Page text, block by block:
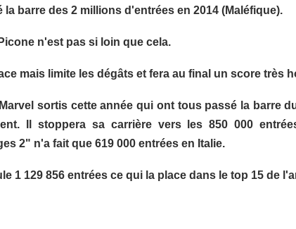
la barre des 2 millions d'entrées en 2014 (Maléfique).
n'est pas si loin que cela.
mais limite les dégâts et fera au final un score très
sortis cette année qui ont tous passé la barre
Il stoppera sa carrière vers les 850 000
2" n'a fait que 619 000 entrées en Italie.
1 129 856 entrées ce qui la place dans le top 15 de